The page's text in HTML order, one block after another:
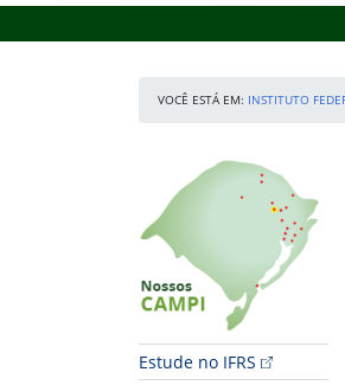
VOCÊ ESTÁ EM: INSTITUTO
Início da navegação
Nossos Campi
Estude no IFRS